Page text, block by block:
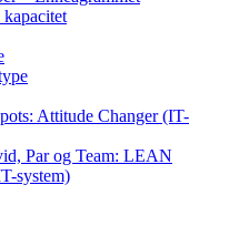
Attitude Changer (IT-
Par og Team: LEAN
system)